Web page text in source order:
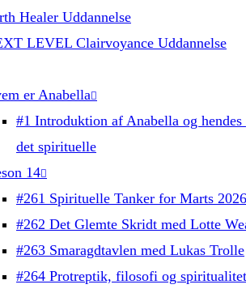
Healer Uddannelse
LEVEL Clairvoyance Uddannelse
er Anabella
#1 Introduktion af Anabella og
det spirituelle
14
#261 Spirituelle Tanker for Marts 2026
#262 Det Glemte Skridt med Lotte
#263 Smaragdtavlen med Lukas Trolle
#264 Protreptik, filosofi og